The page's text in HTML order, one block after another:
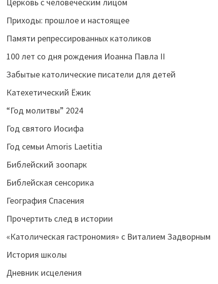
Приходы: прошлое и настоящее
Памяти репрессированных католиков
100 лет со дня рождения Иоанна Павла II
Забытые католические писатели для детей
Катехетический Ёжик
“Год молитвы” 2024
Год святого Иосифа
Год семьи Amoris Laetitia
Библейский зоопарк
Библейская сенсорика
География Спасения
Прочертить след в истории
«Католическая гастрономия» с Виталием Задворным
История школы
Дневник исцеления